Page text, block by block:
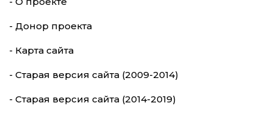
- Донор проекта
- Карта сайта
- Старая версия сайта (2009-2014)
- Старая версия сайта (2014-2019)